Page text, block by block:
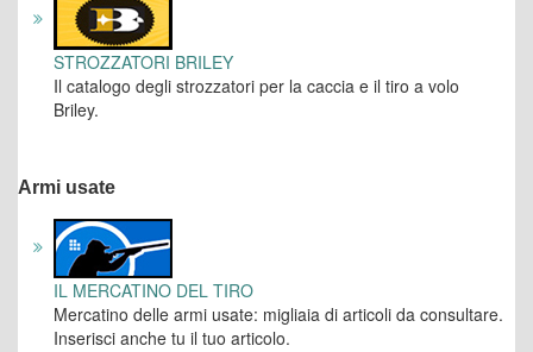
STROZZATORI BRILEY
Il catalogo degli strozzatori per la caccia e il tiro a volo
Briley.
Armi usate
IL MERCATINO DEL TIRO
Mercatino delle armi usate: migliaia di articoli da consultare.
Inserisci anche tu il tuo articolo.